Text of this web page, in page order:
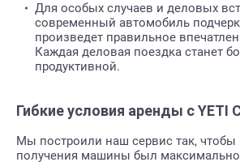
Для особых случаев и деловых
современный автомобиль
произведет правильное
Каждая деловая поездка станет
продуктивной.
Гибкие условия аренды с YETI
Мы построили наш сервис так, чтобы
получения машины был